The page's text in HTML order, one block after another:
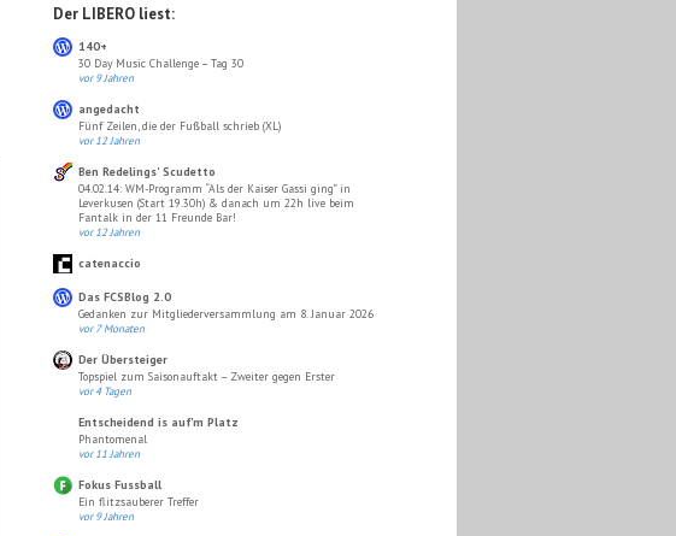
Der LIBERO liest:
140+
30 Day Music Challenge – Tag 30
vor 9 Jahren
angedacht
Fünf Zeilen, die der Fußball schrieb (XL)
vor 12 Jahren
Ben Redelings' Scudetto
04.02.14: WM-Programm “Als der Kaiser Gassi ging” in
Leverkusen (Start 19.30h) & danach um 22h live beim
Fantalk in der 11 Freunde Bar!
vor 12 Jahren
catenaccio
Das FCSBlog 2.0
Gedanken zur Mitgliederversammlung am 8. Januar 2026
vor 7 Monaten
Der Übersteiger
Topspiel zum Saisonauftakt – Zweiter gegen Erster
vor 4 Tagen
Entscheidend is auf'm Platz
Phantomenal
vor 11 Jahren
Fokus Fussball
Ein flitzsauberer Treffer
vor 9 Jahren